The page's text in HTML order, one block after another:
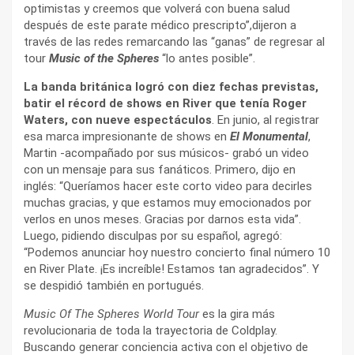
optimistas y creemos que volverá con buena salud
después de este parate médico prescripto”,dijeron a
través de las redes remarcando las “ganas” de regresar al
tour Music of the Spheres “lo antes posible”.
La banda británica logró con diez fechas previstas,
batir el récord de shows en River que tenía Roger
Waters, con nueve espectáculos. En junio, al registrar
esa marca impresionante de shows en El Monumental,
Martin -acompañado por sus músicos- grabó un video
con un mensaje para sus fanáticos. Primero, dijo en
inglés: “Queríamos hacer este corto video para decirles
muchas gracias, y que estamos muy emocionados por
verlos en unos meses. Gracias por darnos esta vida”.
Luego, pidiendo disculpas por su español, agregó:
“Podemos anunciar hoy nuestro concierto final número 10
en River Plate. ¡Es increíble! Estamos tan agradecidos”. Y
se despidió también en portugués.
Music Of The Spheres World Toures la gira más
revolucionaria de toda la trayectoria de Coldplay.
Buscando generar conciencia activa con el objetivo de